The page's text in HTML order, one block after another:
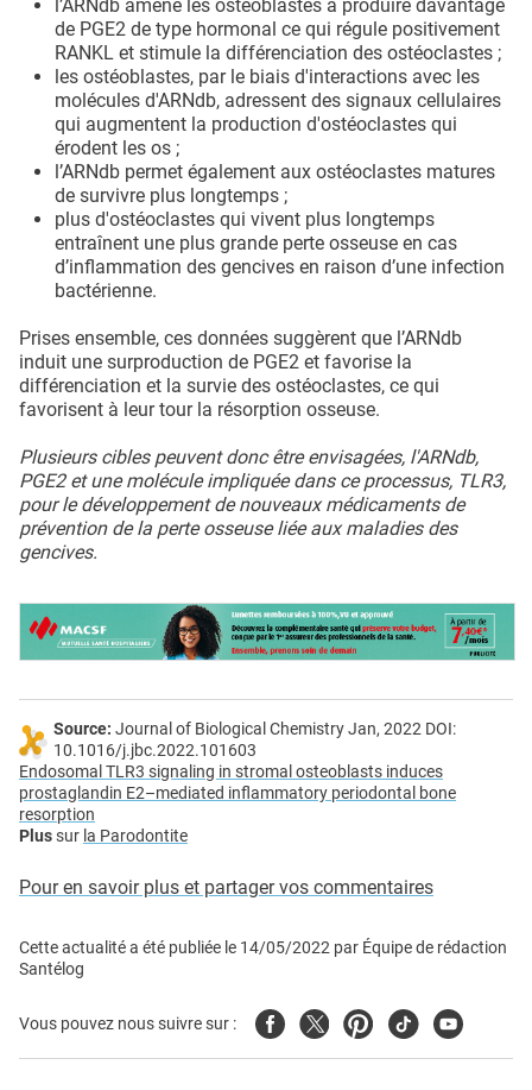
l’ARNdb amène les ostéoblastes à produire davantage
de PGE2 de type hormonal ce qui régule positivement
RANKL et stimule la différenciation des ostéoclastes ;
les ostéoblastes, par le biais d'interactions avec les
molécules d'ARNdb, adressent des signaux cellulaires
qui augmentent la production d'ostéoclastes qui
érodent les os ;
l’ARNdb permet également aux ostéoclastes matures
de survivre plus longtemps ;
plus d'ostéoclastes qui vivent plus longtemps
entraînent une plus grande perte osseuse en cas
d’inflammation des gencives en raison d’une infection
bactérienne.
Prises ensemble, ces données suggèrent que l’ARNdb
induit une surproduction de PGE2 et favorise la
différenciation et la survie des ostéoclastes, ce qui
favorisent à leur tour la résorption osseuse.
Plusieurs cibles peuvent donc être envisagées, l'ARNdb,
PGE2 et une molécule impliquée dans ce processus, TLR3,
pour le développement de nouveaux médicaments de
prévention de la perte osseuse liée aux maladies des
gencives.
Source: Journal of Biological Chemistry Jan, 2022 DOI:
10.1016/j.jbc.2022.101603
Endosomal TLR3 signaling in stromal osteoblasts induces
prostaglandin E2–mediated inflammatory periodontal bone
resorption
Plussur la Parodontite
Pour en savoir plus et partager vos commentaires
Cette actualité a été publiée le 14/05/2022 par Équipe de rédaction
Santélog
Vous pouvez nous suivre sur : FacebookTwitterPinterest
TiktokYoutube